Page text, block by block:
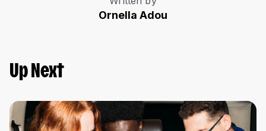
Ornella Adou
Up Next